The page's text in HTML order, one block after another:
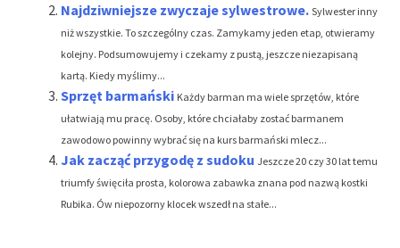
Najdziwniejsze zwyczaje sylwestrowe. Sylwester inny
niż wszystkie. To szczególny czas. Zamykamy jeden etap, otwieramy
kolejny. Podsumowujemy i czekamy z pustą, jeszcze niezapisaną
kartą. Kiedy myślimy...
Sprzęt barmański Każdy barman ma wiele sprzętów, które
ułatwiają mu pracę. Osoby, które chciałaby zostać barmanem
zawodowo powinny wybrać się na kurs barmański mlecz...
Jak zacząć przygodę z sudoku Jeszcze 20 czy 30 lat temu
triumfy święciła prosta, kolorowa zabawka znana pod nazwą kostki
Rubika. Ów niepozorny klocek wszedł na stałe...